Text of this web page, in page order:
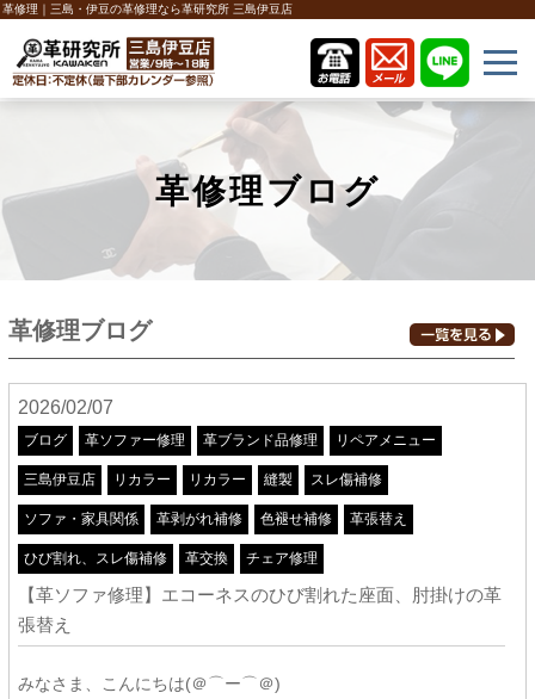
革修理｜三島・伊豆の革修理なら革研究所 三島伊豆店
革修理ブログ
革修理ブログ
2026/02/07
ブログ 革ソファー修理 革ブランド品修理 リペアメニュー
三島伊豆店 リカラー リカラー 縫製 スレ傷補修
ソファ・家具関係 革剥がれ補修 色褪せ補修 革張替え
ひび割れ、スレ傷補修 革交換 チェア修理
【革ソファ修理】エコーネスのひび割れた座面、肘掛けの革
張替え
みなさま、こんにちは(＠⌒ー⌒＠)